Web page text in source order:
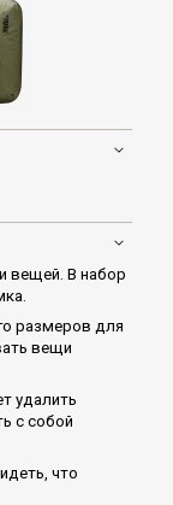
вещей. В набор
размеров для
вещи
удалить
с собой
что